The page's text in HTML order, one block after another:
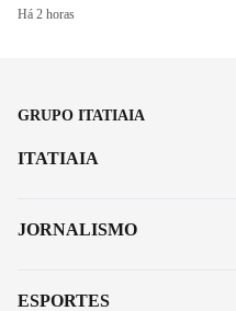
Há 2 horas
GRUPO ITATIAIA
ITATIAIA
JORNALISMO
ESPORTES